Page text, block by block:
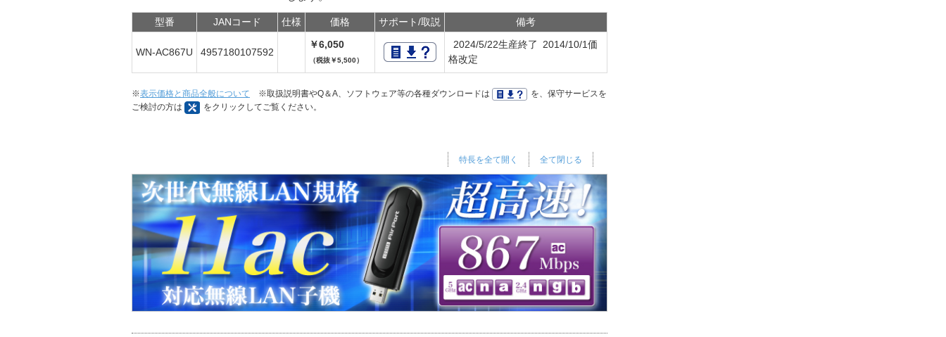
型番 JANコード 仕様 価格 サポート/取説 備考
WN-AC867U 4957180107592
￥6,050
（税抜￥5,500）
2024/5/22生産終了 2014/10/1価
格改定
※表示価格と商品全般について ※取扱説明書やQ＆A、ソフトウェア等の各種ダウンロードは
を、保守サービスを
ご検討の方は
をクリックしてご覧ください。
全て閉じる
特長を全て開く